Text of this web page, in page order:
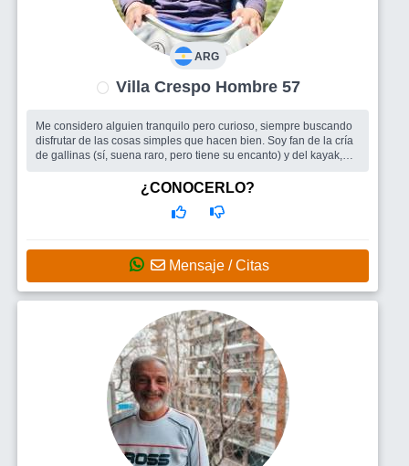
ARG
Villa Crespo Hombre 57
Me considero alguien tranquilo pero curioso, siempre buscando
disfrutar de las cosas simples que hacen bien. Soy fan de la cría
de gallinas (sí, suena raro, pero tiene su encanto) y del kayak,
Me gustaría conocer una mujer con quien compartir
salidas, escapadas y buenos momentos, y también hacer nuevos
amigos para planes tranquilos o aventuras de fin de semana.
¿CONOCERLO?
Mensaje / Citas